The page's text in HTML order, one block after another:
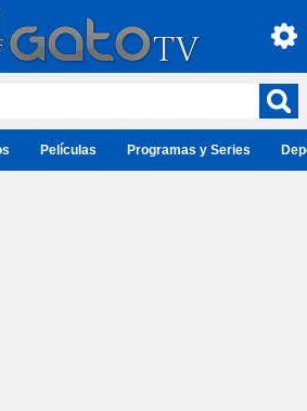
Películas Programas y Series